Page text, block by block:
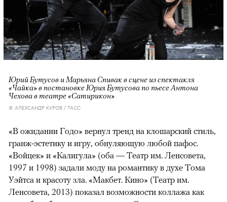
Юрий Бутусов и Марьяна Спивак в сцене из спектакля
«Чайка» в постановке Юрия Бутусова по пьесе Антона
Чехова в театре «Сатирикон»
© АЛЕКСАНДР КУРОВ / ТАСС
«В ожидании Годо» вернул тренд на клошарский стиль,
гранж-эстетику и игру, обнуляющую любой пафос.
«Войцек» и «Калигула» (оба — Театр им. Ленсовета,
1997 и 1998) задали моду на романтику в духе Тома
Уэйтса и красоту зла. «Макбет. Кино» (Театр им.
Ленсовета, 2013) показал возможности коллажа как